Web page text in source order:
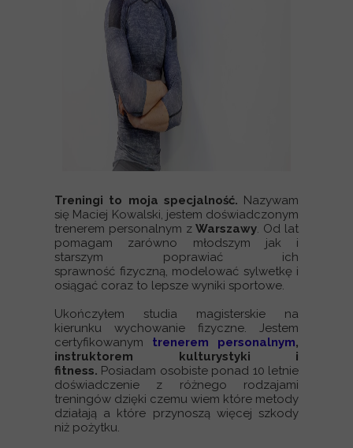
Treningi to moja specjalność. Nazywam
się Maciej Kowalski, jestem doświadczonym
trenerem personalnym zWarszawy. Od lat
pomagam zarówno młodszym jak i
starszym poprawiać ich
sprawność fizyczną, modelować sylwetkę i
osiągać coraz to lepsze wyniki sportowe.
Ukończyłem studia magisterskie na
kierunku wychowanie fizyczne. Jestem
certyfikowanym trenerem personalnym,
instruktorem kulturystyki i
fitness. Posiadam osobiste ponad 10 letnie
doświadczenie z różnego rodzajami
treningów dzięki czemu wiem które metody
działają a które przynoszą więcej szkody
niż pożytku.